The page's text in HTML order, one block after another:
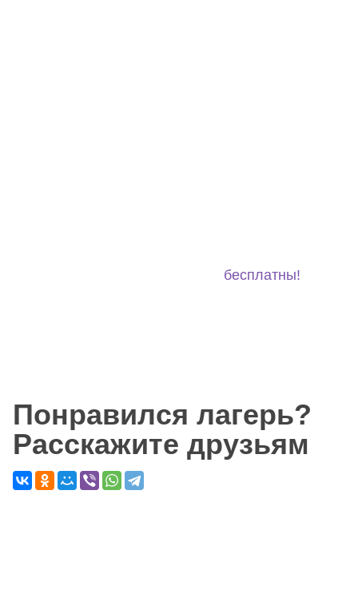
бесплатны!
Понравился лагерь?
Расскажите друзьям